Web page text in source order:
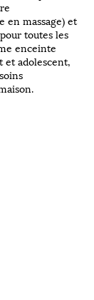
en massage) et
toutes les
enceinte
et adolescent,